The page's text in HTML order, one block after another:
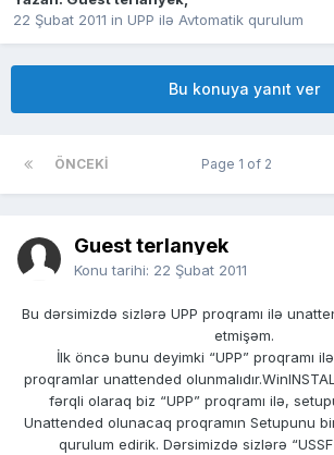
22 Şubat 2011 in UPP ilə Avtomatik qurulum
Bu konuya yanıt ver
ÖNCEKI Page 1 of 2
Guest terlanyek
Konu tarihi: 22 Şubat 2011
Bu dərsimizdə sizlərə UPP proqramı ilə
etmişəm.
İlk öncə bunu deyimki “UPP” proqramı
proqramlar unattended
fərqli olaraq biz “UPP” proqramı ilə,
Unattended olunacaq proqramın Setupunu
qurulum edirik. Dərsimizdə sizlərə